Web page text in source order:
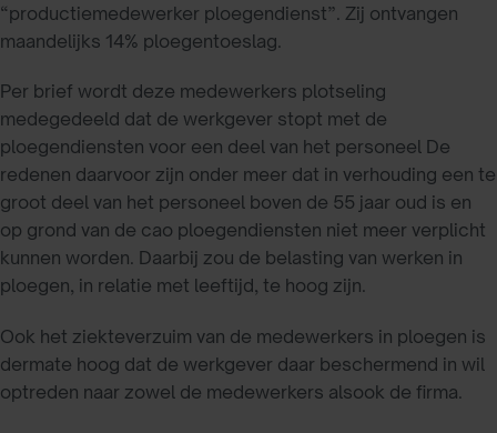
“productiemedewerker ploegendienst”. Zij ontvangen
maandelijks 14% ploegentoeslag.
Per brief wordt deze medewerkers plotseling
medegedeeld dat de werkgever stopt met de
ploegendiensten voor een deel van het personeel De
redenen daarvoor zijn onder meer dat in verhouding een te
groot deel van het personeel boven de 55 jaar oud is en
op grond van de cao ploegendiensten niet meer verplicht
kunnen worden. Daarbij zou de belasting van werken in
ploegen, in relatie met leeftijd, te hoog zijn.
Ook het ziekteverzuim van de medewerkers in ploegen is
dermate hoog dat de werkgever daar beschermend in wil
optreden naar zowel de medewerkers alsook de firma.